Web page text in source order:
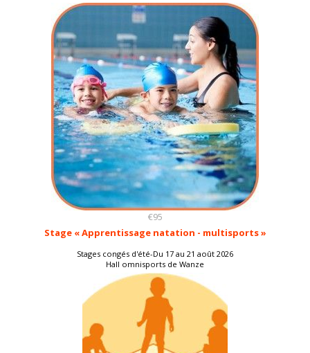
€95
Stage « Apprentissage natation - multisports »
Stages congés d'été-Du 17 au 21 août 2026
Hall omnisports de Wanze